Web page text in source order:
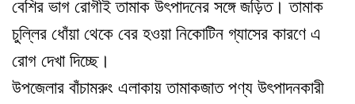
বেশির ভাগ রোগীই তামাক উৎপাদনের সঙ্গে জড়িত। তামাক
চুল্লির ধোঁয়া থেকে বের হওয়া নিকোটিন গ্যাসের কারণে এ
রোগ দেখা দিচ্ছে।
উপজেলার বাঁচামরুং এলাকায় তামাকজাত পণ্য উৎপাদনকারী